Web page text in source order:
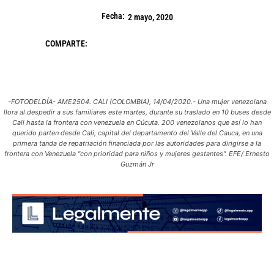
Fecha: 2 mayo, 2020
COMPARTE:
-FOTODELDÍA- AME2504. CALI (COLOMBIA), 14/04/2020.- Una mujer venezolana
llora al despedir a sus familiares este martes, durante su traslado en 10 buses desde
Cali hasta la frontera con venezuela en Cúcuta. 200 venezolanos que así lo han
querido parten desde Cali, capital del departamento del Valle del Cauca, en una
primera tanda de repatriación financiada por las autoridades para dirigirse a la
frontera con Venezuela "con prioridad para niños y mujeres gestantes". EFE/ Ernesto
Guzmán Jr